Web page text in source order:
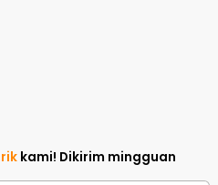
kami! Dikirim mingguan